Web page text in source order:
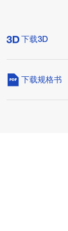
下载3D
下载规格书